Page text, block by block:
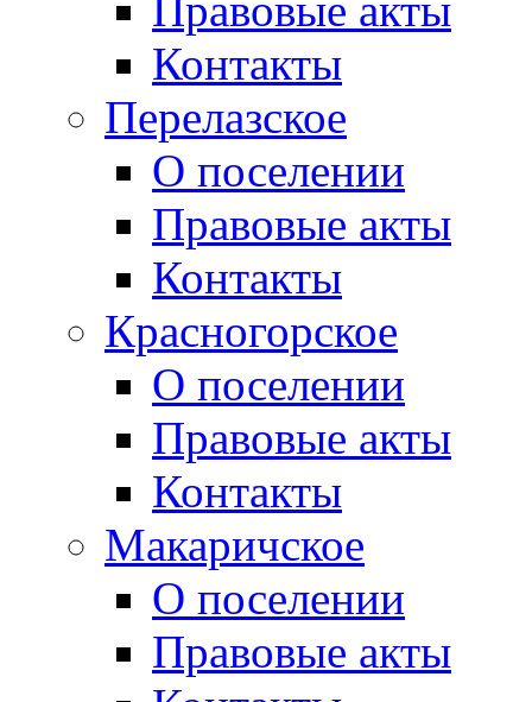
Контакты
Перелазское
О поселении
Правовые акты
Контакты
Красногорское
О поселении
Правовые акты
Контакты
Макаричское
О поселении
Правовые акты